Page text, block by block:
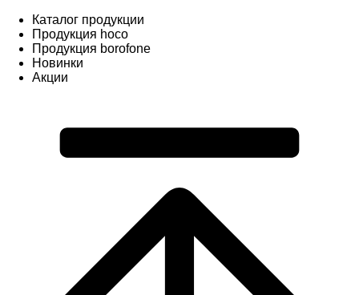
Каталог продукции
Продукция hoco
Продукция borofone
Новинки
Акции